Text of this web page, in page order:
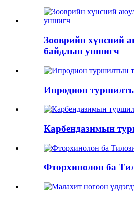
Зөөврийн хүнсний
байдлын уншигч
Ипродион
Карбендазимын
Фторхинолон ба